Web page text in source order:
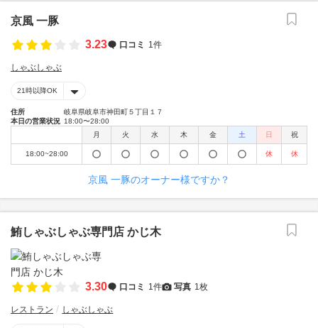
京風 一豚
3.23
口コミ 1件
しゃぶしゃぶ
21時以降OK
住所
岐阜県岐阜市神田町５丁目１７
本日の営業状況 18:00〜28:00
月
火 水 木 金 土 日 祝
18:00~28:00 休 休
京風 一豚のオーナー様ですか？
鮪しゃぶしゃぶ専門店 かじ木
3.30 口コミ 1件 写真 1枚
レストラン しゃぶしゃぶ